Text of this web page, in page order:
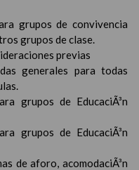
grupos de convivencia
grupos de clase.
previas
generales para todas
grupos de EducaciÃ³n
grupos de EducaciÃ³n
de aforo, acomodaciÃ³n